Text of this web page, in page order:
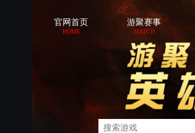
官网首页
HOME
游聚赛事
MATCH